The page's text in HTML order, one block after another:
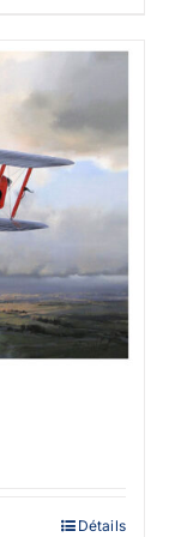
Détails